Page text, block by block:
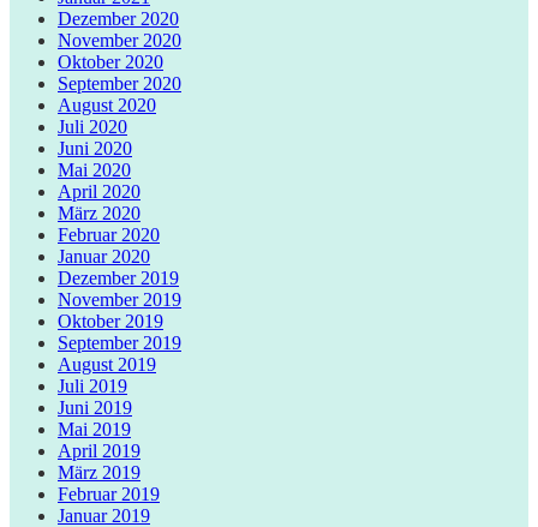
Dezember 2020
November 2020
Oktober 2020
September 2020
August 2020
Juli 2020
Juni 2020
Mai 2020
April 2020
März 2020
Februar 2020
Januar 2020
Dezember 2019
November 2019
Oktober 2019
September 2019
August 2019
Juli 2019
Juni 2019
Mai 2019
April 2019
März 2019
Februar 2019
Januar 2019